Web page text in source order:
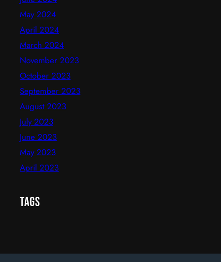
May 2024
April 2024
March 2024
November 2023
October 2023
September 2023
August 2023
July 2023
June 2023
May 2023
April 2023
Tags